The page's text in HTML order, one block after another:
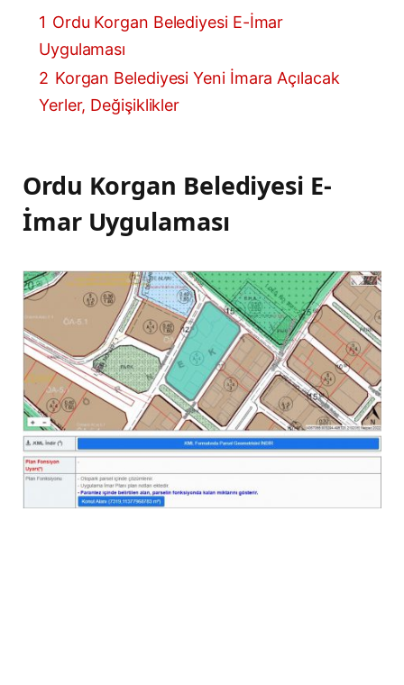
1 Ordu Korgan Belediyesi E-İmar
Uygulaması
2 Korgan Belediyesi Yeni İmara Açılacak
Yerler, Değişiklikler
Ordu Korgan Belediyesi E-
İmar Uygulaması